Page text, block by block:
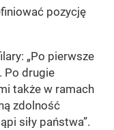
pozycję
„Po pierwsze
Po drugie
także w ramach
zdolność
siły państwa”.